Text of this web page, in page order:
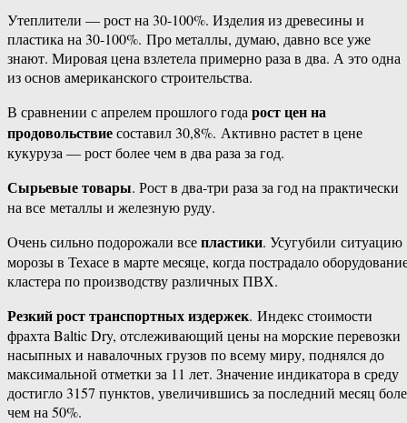
Утеплители — рост на 30-100%. Изделия из древесины и
пластика на 30-100%. Про металлы, думаю, давно все уже
знают. Мировая цена взлетела примерно раза в два. А это одна
из основ американского строительства.
В сравнении с апрелем прошлого годарост цен на
продовольствиесоставил 30,8%. Активно растет в цене
кукуруза — рост более чем в два раза за год.
Сырьевые товары. Рост в два-​три раза за год на практически
на все металлы и железную руду.
Очень сильно подорожали всепластики. Усугубили ситуацию
морозы в Техасе в марте месяце, когда пострадало
кластера по производству различных ПВХ.
Резкий рост транспортных издержек. Индекс стоимости
фрахта Baltic Dry, отслеживающий цены на морские перевозки
насыпных и навалочных грузов по всему миру, поднялся до
максимальной отметки за 11 лет. Значение индикатора в среду
достигло 3157 пунктов, увеличившись за последний месяц
чем на 50%.